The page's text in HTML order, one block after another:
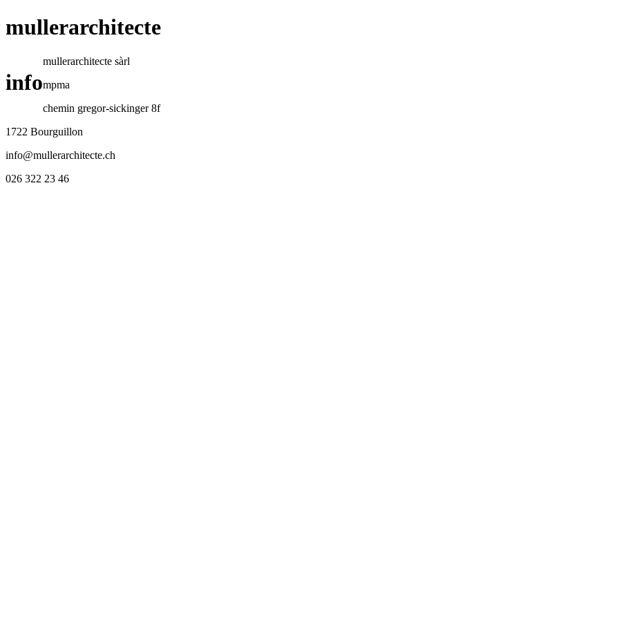
mullerarchitecte
info
mullerarchitecte sàrl
mpma
chemin gregor-sickinger 8f
1722 Bourguillon
info@mullerarchitecte.ch
026 322 23 46